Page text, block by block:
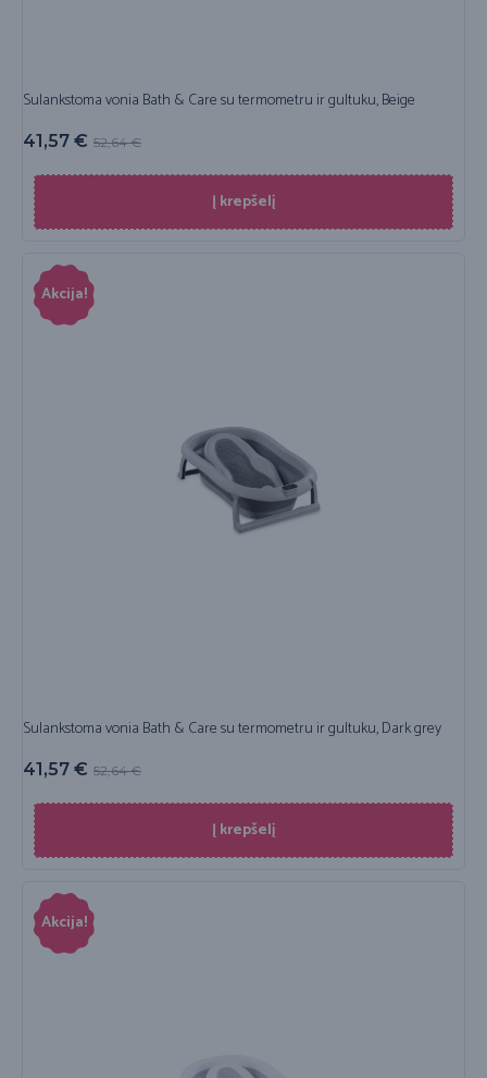
Sulankstoma vonia Bath & Care su termometru ir gultuku, Beige
52,64€
41,57 €
Į krepšelį
Akcija!
Sulankstoma vonia Bath & Care su termometru ir gultuku, Dark grey
52,64€
41,57 €
Į krepšelį
Akcija!